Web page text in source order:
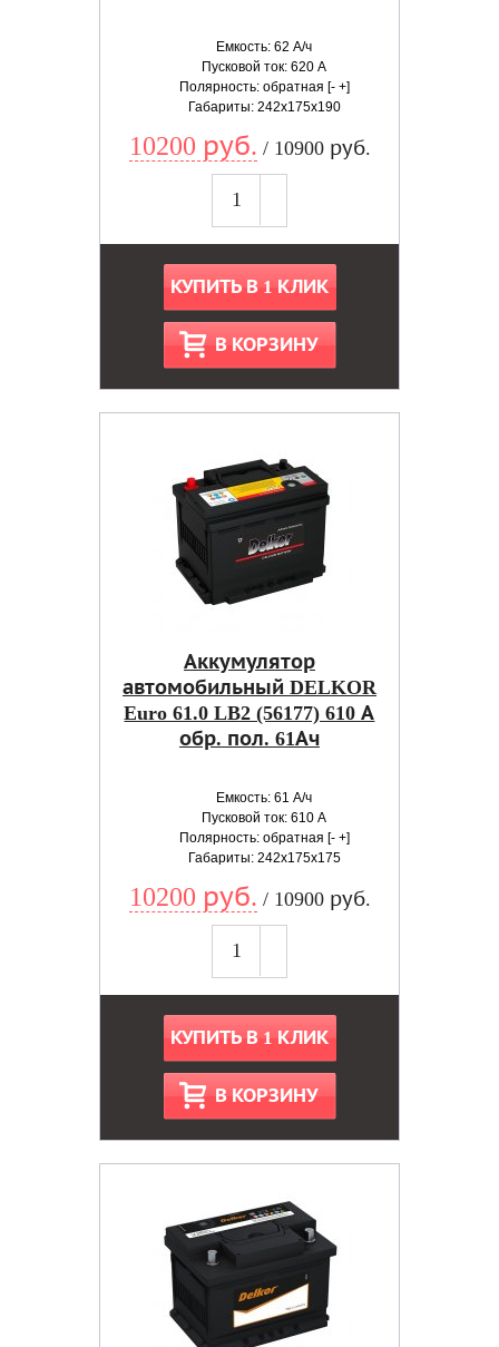
Емкость: 62 А/ч
Пусковой ток: 620 А
Полярность: обратная [- +]
Габариты: 242x175x190
10200 руб. / 10900 руб.
КУПИТЬ В 1 КЛИК
В КОРЗИНУ
Аккумулятор
автомобильный DELKOR
Euro 61.0 LB2 (56177) 610 А
обр. пол. 61Ач
Емкость: 61 А/ч
Пусковой ток: 610 А
Полярность: обратная [- +]
Габариты: 242x175x175
10200 руб. / 10900 руб.
КУПИТЬ В 1 КЛИК
В КОРЗИНУ